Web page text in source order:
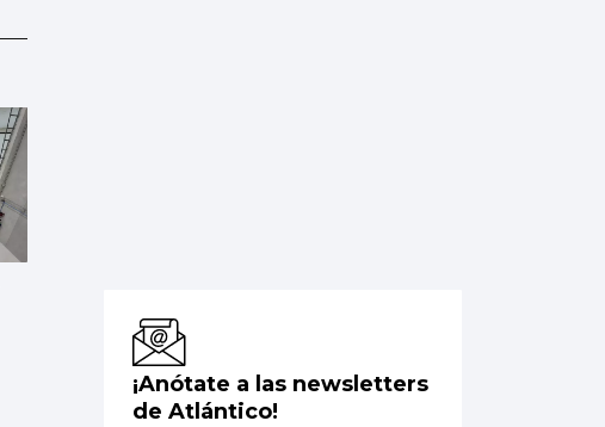
¡Anótate a las newsletters
de Atlántico!